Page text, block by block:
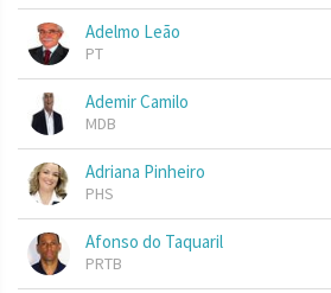
Adelmo Leão
PT
Ademir Camilo
MDB
Adriana Pinheiro
PHS
Afonso do Taquaril
PRTB